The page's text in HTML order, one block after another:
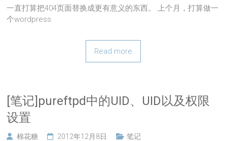
一直打算把404页面替换成更有意义的东西。 上个月，打算做一
个wordpress
Read more
[笔记]pureftpd中的UID、UID以及权限
设置
棉花糖 2012年12月8日 笔记